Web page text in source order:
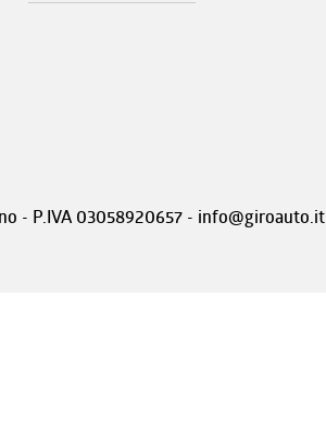
- P.IVA 03058920657 - info@giroauto.it